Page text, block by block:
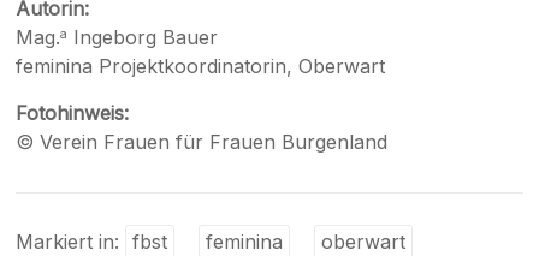
Autorin:
Mag.a Ingeborg Bauer
feminina Projektkoordinatorin, Oberwart
Fotohinweis:
© Verein Frauen für Frauen Burgenland
Markiert in: fbst feminina oberwart